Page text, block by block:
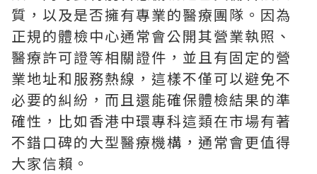
質，以及是否擁有專業的醫療團隊。因為
正規的體檢中心通常會公開其營業執照、
醫療許可證等相關證件，並且有固定的營
業地址和服務熱線，這樣不僅可以避免不
必要的糾紛，而且還能確保體檢結果的準
確性，比如香港中環專科這類在市場有著
不錯口碑的大型醫療機構，通常會更值得
大家信賴。